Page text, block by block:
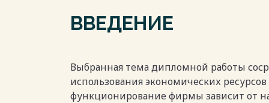
поставщиками ООО
Весь текст будет доступен после
ВВЕДЕНИЕ
Выбранная тема дипломной работы
использования экономических
функционирование фирмы зависит от